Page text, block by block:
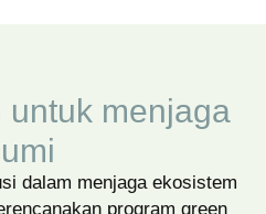
untuk menjaga
dalam menjaga ekosistem
program green